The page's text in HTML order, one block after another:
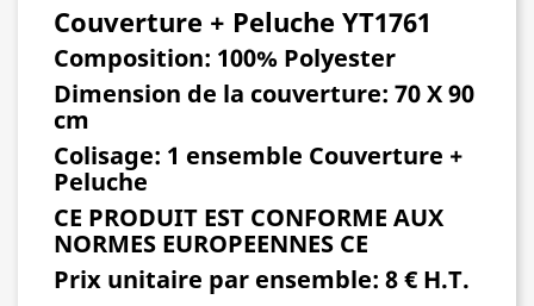
Couverture + Peluche YT1761
Composition: 100% Polyester
Dimension de la couverture: 70 X 90
cm
Colisage: 1 ensemble Couverture +
Peluche
CE PRODUIT EST CONFORME AUX
NORMES EUROPEENNES CE
Prix unitaire par ensemble: 8 € H.T.